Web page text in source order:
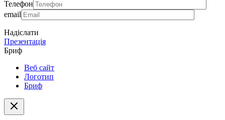
Телефон
email
Надіслати
Презентація
Бриф
Веб сайт
Логотип
Бриф